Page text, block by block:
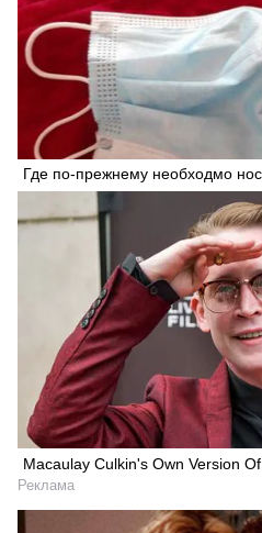
Где по-прежнему необходмо
Macaulay Culkin's Own Version Of
Реклама